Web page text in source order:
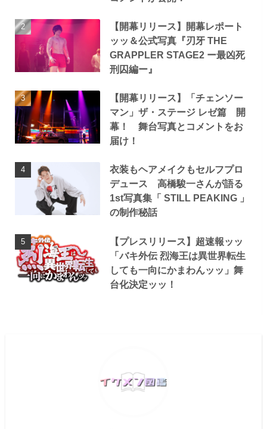
【開幕リリース】開幕レポート
ッッ＆公式写真『刃牙 THE
GRAPPLER STAGE2 ー最凶死
刑囚編ー』
【開幕リリース】「チェンソー
マン」ザ・ステージ レゼ篇 開
幕！ 舞台写真とコメントをお
届け！
衣装もヘアメイクもセルフプロ
デュース 高橋駿一さんが語る
1st写真集「 STILL PEAKING 」
の制作秘話
【プレスリリース】超速報ッッ
「バキ外伝 烈海王は異世界転生
しても一向にかまわんッッ」舞
台化決定ッッ！